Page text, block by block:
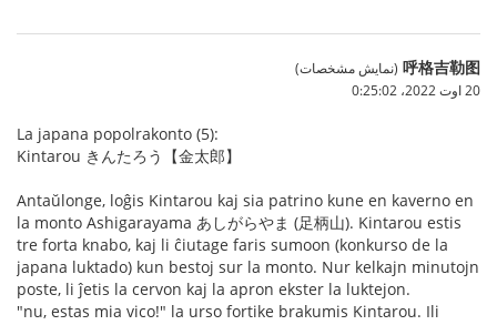
呼格吉勒图 (نمایش مشخصات)
20 اوت 2022،‏ 0:25:02
La japana popolrakonto (5):
Kintarou きんたろう【金太郎】
Antaŭlonge, loĝis Kintarou kaj sia patrino kune en kaverno en
la monto Ashigarayama あしがらやま (足柄山). Kintarou estis
tre forta knabo, kaj li ĉiutage faris sumoon (konkurso de la
japana luktado) kun bestoj sur la monto. Nur kelkajn minutojn
poste, li ĵetis la cervon kaj la apron ekster la luktejon.
"nu, estas mia vico!" la urso fortike brakumis Kintarou. Ili